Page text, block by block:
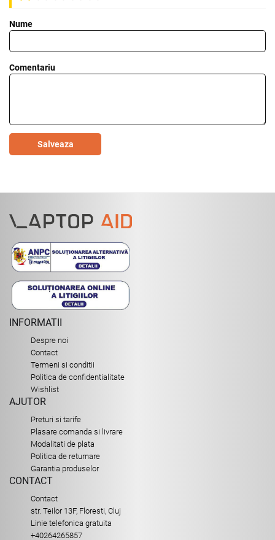
Nume
Comentariu
Salveaza
INFORMATII
Despre noi
Contact
Termeni si conditii
Politica de confidentialitate
Wishlist
AJUTOR
Preturi si tarife
Plasare comanda si livrare
Modalitati de plata
Politica de returnare
Garantia produselor
CONTACT
Contact
str. Teilor 13F, Floresti, Cluj
Linie telefonica gratuita
+40264265857